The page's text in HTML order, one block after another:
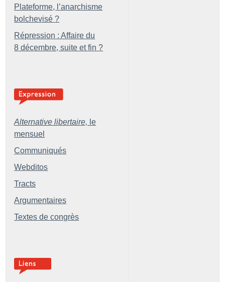
Plateforme, l’anarchisme
bolchevisé ?
Répression : Affaire du
8 décembre, suite et fin ?
Alternative libertaire, le
mensuel
Communiqués
Webditos
Tracts
Argumentaires
Textes de congrès